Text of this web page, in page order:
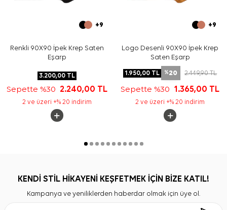
+9
Renkli 90X90 İpek Krep Saten
Eşarp
3.200,00TL
Sepette %30 2.240,00 TL
2 ve üzeri +% 20 indirim
+9
Logo Desenli 90X90 İpek Krep
Saten Eşarp
1.950,00 TL %20 2.449,90TL
Sepette %30 1.365,00 TL
2 ve üzeri +% 20 indirim
KENDİ STİL HİKAYENİ KEŞFETMEK İÇİN BİZE KATIL!
Kampanya ve yeniliklerden haberdar olmak için üye ol.